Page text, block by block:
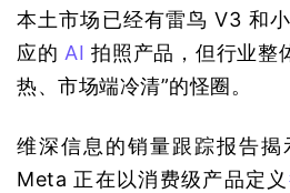
本土市场已经有雷鸟 V3 和
应的 AI 拍照产品，但行业整
热、市场端冷清”的怪圈。
维深信息的销量跟踪报告揭
Meta 正在以消费级产品定义